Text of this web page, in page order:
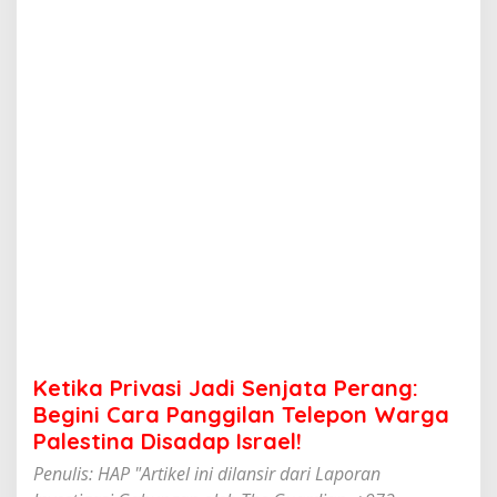
g
:
B
e
g
i
Ketika Privasi Jadi Senjata Perang:
Begini Cara Panggilan Telepon Warga
Palestina Disadap Israel!
Penulis: HAP "Artikel ini dilansir dari Laporan